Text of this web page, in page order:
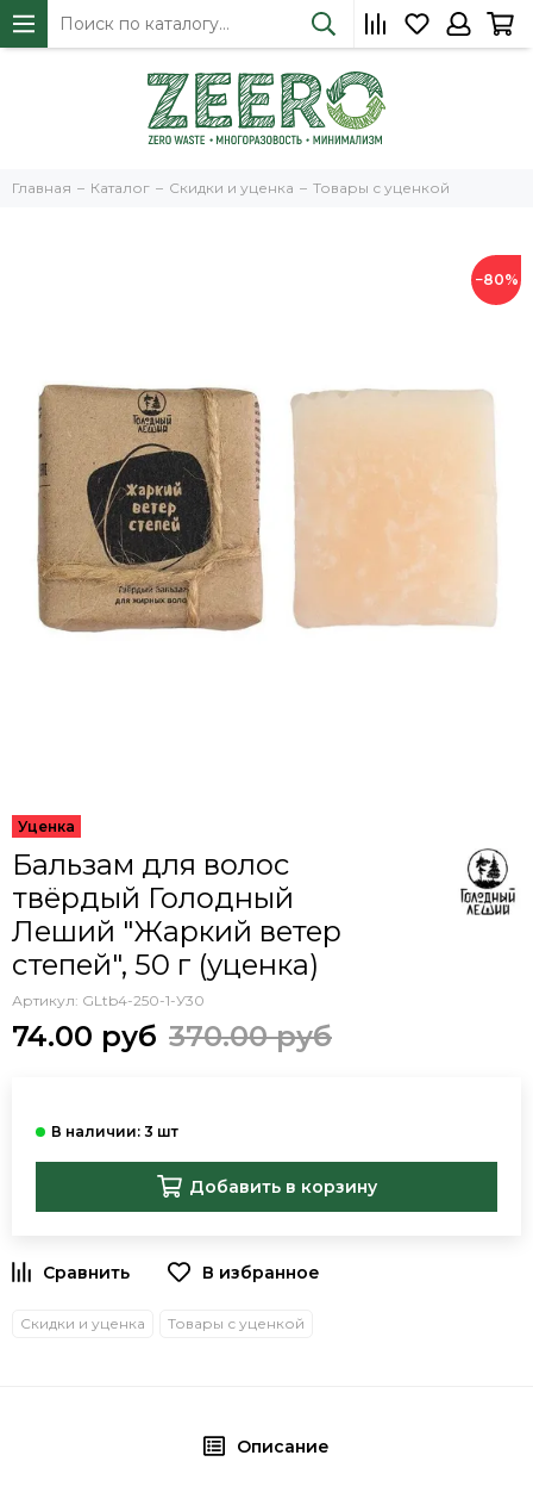
Главная Каталог Скидки и уценка Товары с уценкой
−80%
Бальзам для волос
твёрдый Голодный
Леший "Жаркий ветер
степей", 50 г (уценка)
Артикул: GLtb4-250-1-У30
74.00 руб 370.00 руб
Добавить в корзину
В избранное
Скидки и уценка Товары с уценкой
Описание